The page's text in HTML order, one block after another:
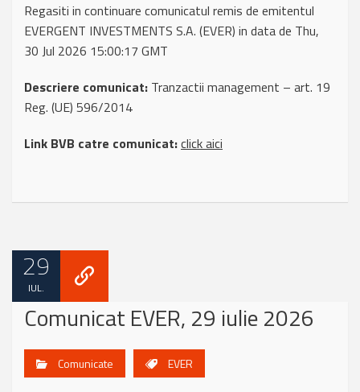
Regasiti in continuare comunicatul remis de emitentul
EVERGENT INVESTMENTS S.A. (EVER) in data de Thu,
30 Jul 2026 15:00:17 GMT
Descriere comunicat: Tranzactii management – art. 19
Reg. (UE) 596/2014
Link BVB catre comunicat:click aici
29
IUL.
Comunicat EVER, 29 iulie 2026
Comunicate EVER